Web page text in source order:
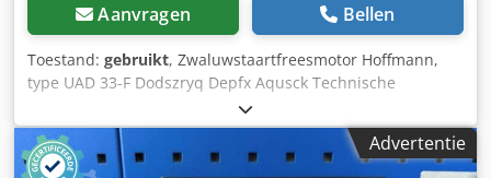
Aanvragen Bellen
Toestand: gebruikt, Zwaluwstaartfreesmotor Hoffmann,
type UAD 33-F Dodszryq Depfx Aqusck Technische
gegevens: - Vermogen: 1.000 W - n: 33.000 toeren/min.
Advertentie